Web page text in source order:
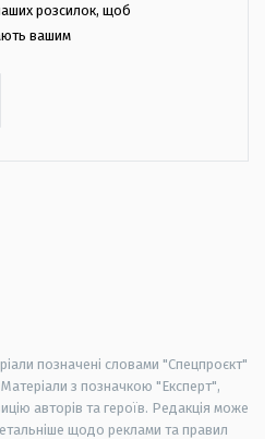
розсилок, щоб
вашим
позначені словами "Спецпроєкт"
з позначкою "Експерт",
авторів та героїв. Редакція може
щодо реклами та правил